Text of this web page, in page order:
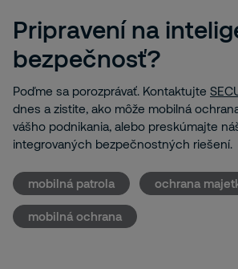
Pripravení na
bezpečnosť?
Poďme sa porozprávať. Kontaktujte
dnes a zistite, ako môže mobilná
vášho podnikania, alebo preskúmajte
integrovaných bezpečnostných riešení.
mobilná patrola ochrana
mobilná ochrana